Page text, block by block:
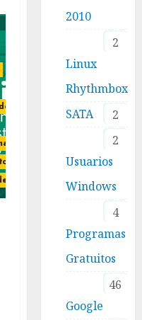
disco
(Linux)
Fedora
2010
2
Linux
Rhythmbox
2
SATA
2
Usuarios
Windows
4
Programas
Gratuitos
46
Google